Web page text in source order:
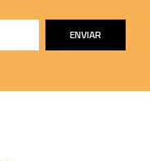
ENVIAR